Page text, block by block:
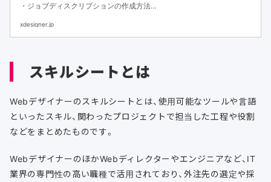
・ジョブディスクリプションの作成方法
xdesigner.jp
スキルシートとは
Webデザイナーのスキルシートとは、使用可能なツールや言語
といったスキル、関わったプロジェクトで担当した工程や役割
などをまとめたものです。
WebデザイナーのほかWebディレクターやエンジニアなど、IT
業界の専門性の高い職種で活用されており、外注先の選定や採